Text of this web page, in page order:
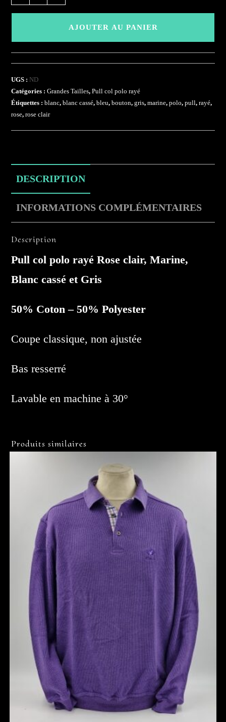
de
Rose
clair
AJOUTER AU PANIER
UGS : ND
Catégories :Grandes Tailles,Pull col polo rayé
Étiquettes :blanc,blanc cassé,bleu,bouton,gris,marine,polo,pull,rayé,
rose,rose clair
DESCRIPTION
INFORMATIONS COMPLÉMENTAIRES
Description
Pull col polo rayé Rose clair, Marine,
Blanc cassé et Gris
50% Coton – 50% Polyester
Coupe classique, non ajustée
Bas resserré
Lavable en machine à 30°
Produits similaires